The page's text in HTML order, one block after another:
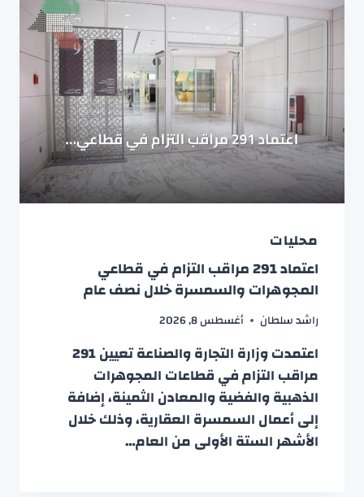
محليات
اعتماد 291 مراقب التزام في قطاعي
المجوهرات والسمسرة خلال نصف عام
راشد سلطان أغسطس 8, 2026
اعتمدت وزارة التجارة والصناعة تعيين 291
مراقب التزام في قطاعات المجوهرات
الذهبية والفضية والمعادن الثمينة، إضافة
إلى أعمال السمسرة العقارية، وذلك خلال
الأشهر الستة الأولى من العام…